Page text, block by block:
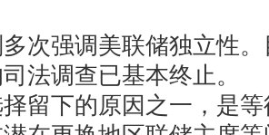
强调美联储独立性。
法调查已基本终止。
下的原因之一，是等